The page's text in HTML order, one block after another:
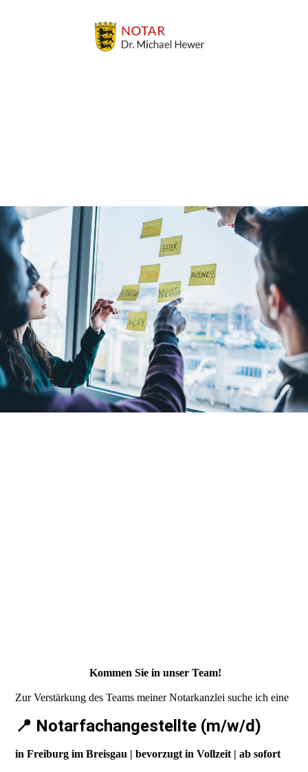
Kommen Sie in unser Team!
Zur Verstärkung des Teams meiner Notarkanzlei suche ich eine
📍 Notarfachangestellte (m/w/d)
in Freiburg im Breisgau | bevorzugt in Vollzeit | ab sofort